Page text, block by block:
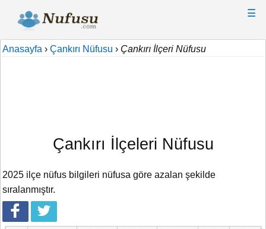
☰
Anasayfa › Çankırı Nüfusu › Çankırı İlçeri Nüfusu
Çankırı İlçeleri Nüfusu
2025 ilçe nüfus bilgileri nüfusa göre azalan şekilde
sıralanmıştır.